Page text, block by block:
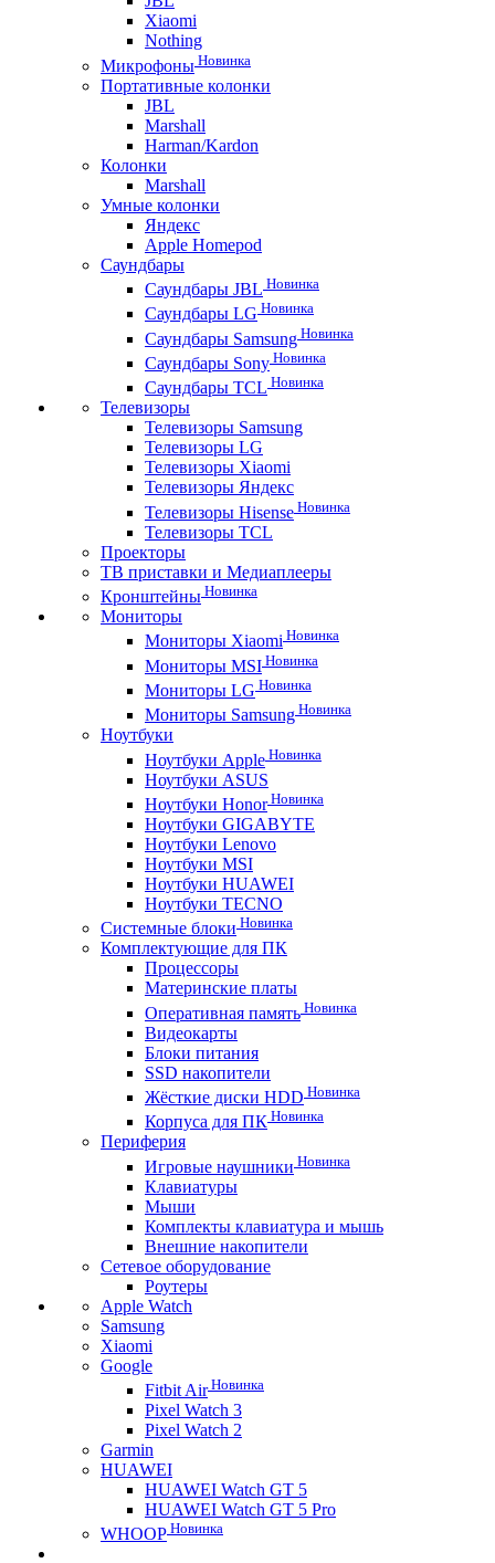
Xiaomi
Nothing
Микрофоны Новинка
Портативные колонки
JBL
Marshall
Harman/Kardon
Колонки
Marshall
Умные колонки
Яндекс
Apple Homepod
Саундбары
Саундбары JBL Новинка
Саундбары LG Новинка
Саундбары Samsung Новинка
Саундбары Sony Новинка
Саундбары TCL Новинка
Телевизоры
Телевизоры Samsung
Телевизоры LG
Телевизоры Xiaomi
Телевизоры Яндекс
Телевизоры Hisense Новинка
Телевизоры TCL
Проекторы
ТВ приставки и Медиаплееры
Кронштейны Новинка
Мониторы
Мониторы Xiaomi Новинка
Мониторы MSI Новинка
Мониторы LG Новинка
Мониторы Samsung Новинка
Ноутбуки
Ноутбуки Apple Новинка
Ноутбуки ASUS
Ноутбуки HonorНовинка
Ноутбуки GIGABYTE
Ноутбуки Lenovo
Ноутбуки MSI
Ноутбуки HUAWEI
Ноутбуки TECNO
Системные блоки Новинка
Комплектующие для ПК
Процессоры
Материнские платы
Оперативная память Новинка
Видеокарты
Блоки питания
SSD накопители
Жёсткие диски HDD Новинка
Корпуса для ПК Новинка
Периферия
Игровые наушники Новинка
Клавиатуры
Мыши
Комплекты клавиатура и мышь
Внешние накопители
Сетевое оборудование
Роутеры
Apple Watch
Samsung
Xiaomi
Google
Fitbit AirНовинка
Pixel Watch 3
Pixel Watch 2
Garmin
HUAWEI
HUAWEI Watch GT 5
HUAWEI Watch GT 5 Pro
WHOOP Новинка